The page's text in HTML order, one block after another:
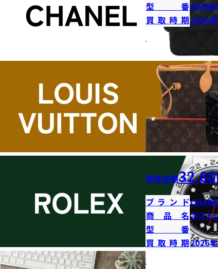
型番
買取時期2026
買取金額
ブランド
商品名ボスト
型番
買取時期2026